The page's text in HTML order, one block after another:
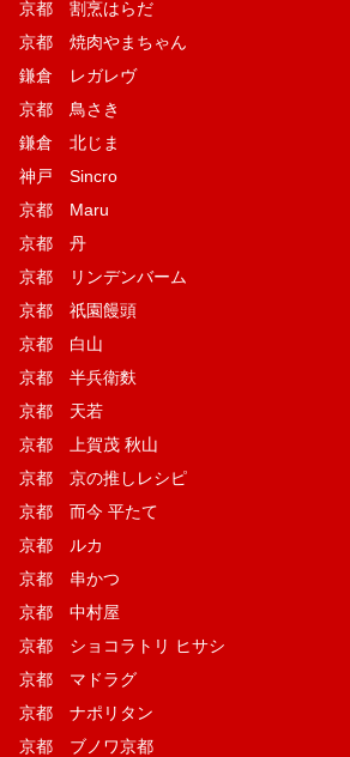
京都 割烹はらだ
京都 焼肉やまちゃん
鎌倉 レガレヴ
京都 鳥さき
鎌倉 北じま
神戸 Sincro
京都 Maru
京都 丹
京都 リンデンバーム
京都 祇園饅頭
京都 白山
京都 半兵衛麩
京都 天若
京都 上賀茂 秋山
京都 京の推しレシピ
京都 而今 平たて
京都 ルカ
京都 串かつ
京都 中村屋
京都 ショコラトリ ヒサシ
京都 マドラグ
京都 ナポリタン
京都 ブノワ京都